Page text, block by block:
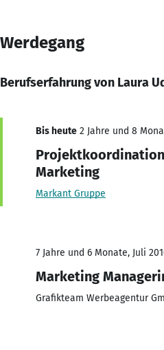
Werdegang
Berufserfahrung von Laura
Bis heute 2 Jahre und 8
Marketing
Markant Gruppe
7 Jahre und 6 Monate, Juli
Marketing
Grafikteam Werbeagentur